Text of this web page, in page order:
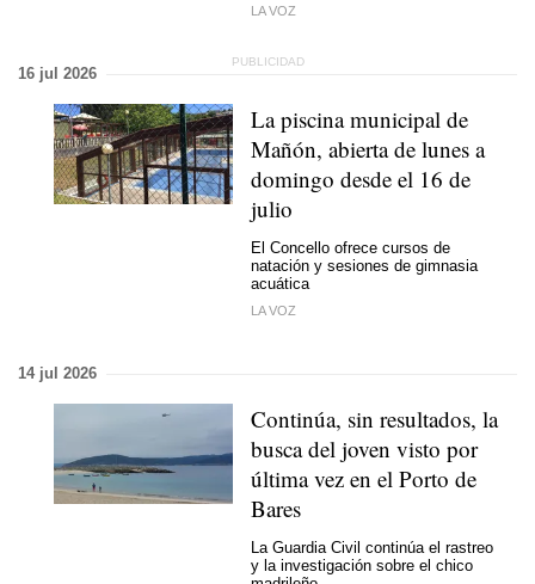
LA VOZ
16 jul 2026
La piscina municipal de
Mañón, abierta de lunes a
domingo desde el 16 de
julio
El Concello ofrece cursos de
natación y sesiones de gimnasia
acuática
LA VOZ
14 jul 2026
Continúa, sin resultados, la
busca del joven visto por
última vez en el Porto de
Bares
La Guardia Civil continúa el rastreo
y la investigación sobre el chico